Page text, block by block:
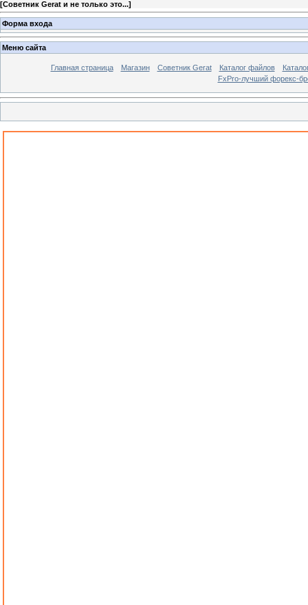
[Советник Gerat и не только это...]
Форма входа
Меню сайта
Главная страница Магазин Советник Gerat Каталог файлов
FxPro-лучший форекс-